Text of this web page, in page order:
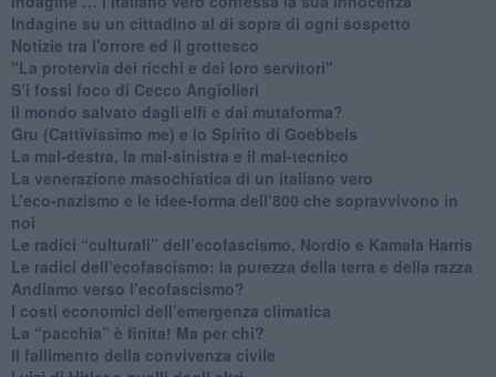
Indagine su un cittadino al di sopra di ogni sospetto
Notizie tra l'orrore ed il grottesco
"La protervia dei ricchi e dei loro servitori"
S’i fossi foco di Cecco Angiolieri
​Il mondo salvato dagli elfi e dai mutaforma?
Gru (Cattivissimo me) e lo Spirito di Goebbels
​La mal-destra, la mal-sinistra e il mal-tecnico
​La venerazione masochistica di un italiano vero
​L’eco-nazismo e le idee-forma dell’800 che sopravvivono in
noi
​Le radici “culturali” dell’ecofascismo, Nordio e Kamala Harris
Le radici dell’ecofascismo: la purezza della terra e della razza
Andiamo verso l’ecofascismo?
I costi economici dell’emergenza climatica
​La “pacchia” è finita! Ma per chi?
​Il fallimento della convivenza civile